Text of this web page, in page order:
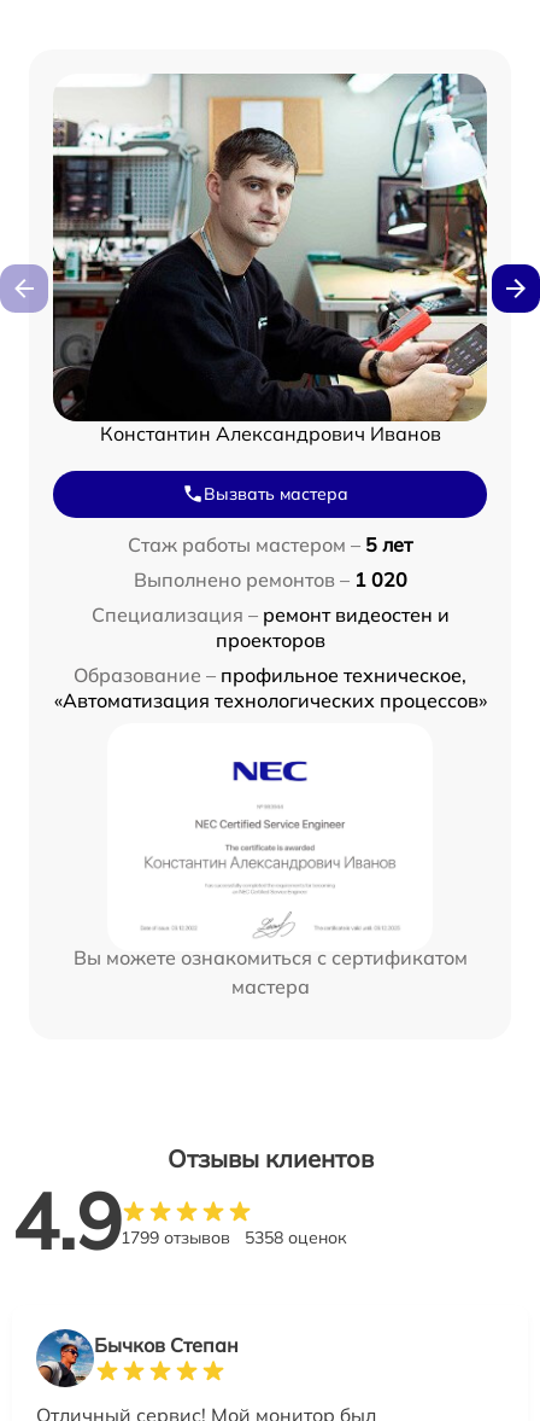
Константин Александрович Иванов
Вызвать мастера
Стаж работы мастером – 5 лет
Выполнено ремонтов – 1 020
Специализация – ремонт видеостен и
проекторов
Образование – профильное техническое,
«Автоматизация технологических процессов»
Вы можете ознакомиться с сертификатом
мастера
Отзывы клиентов
4.91799 отзывов 5358 оценок
Бычков Степан
Отличный сервис! Мой монитор был